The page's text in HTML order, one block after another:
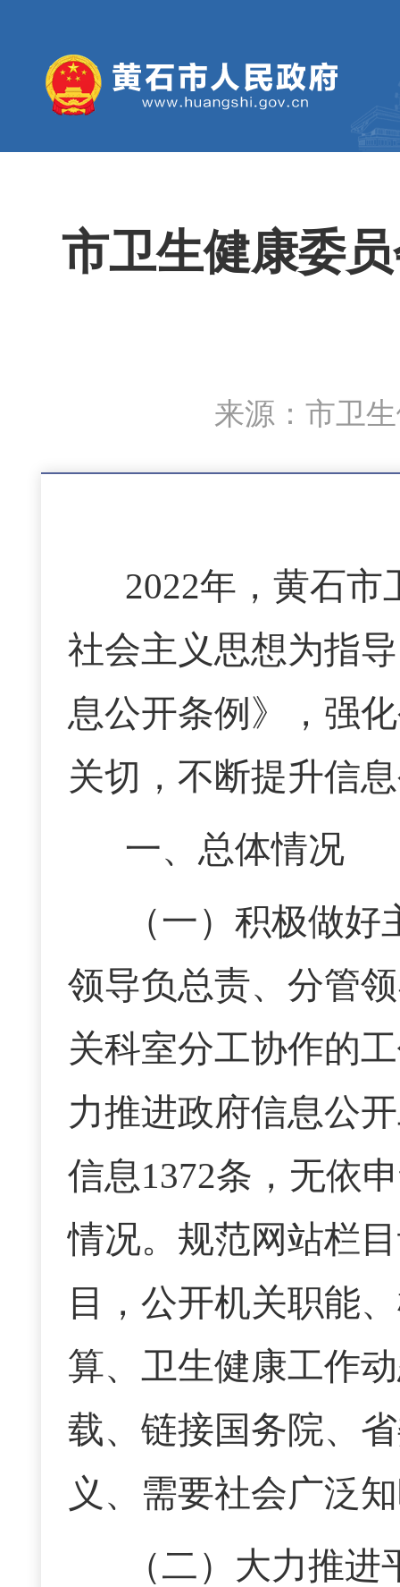
市卫生健康委
来源：市卫
2022年，黄石
社会主义思想为指
息公开条例》，强
关切，不断提升信
一、总体情况
（一）积极做
领导负总责、分管
关科室分工协作的
力推进政府信息公
信息1372条，无依
情况。规范网站栏
目，公开机关职能
算、卫生健康工作
载、链接国务院、
义、需要社会广泛
（二）大力推